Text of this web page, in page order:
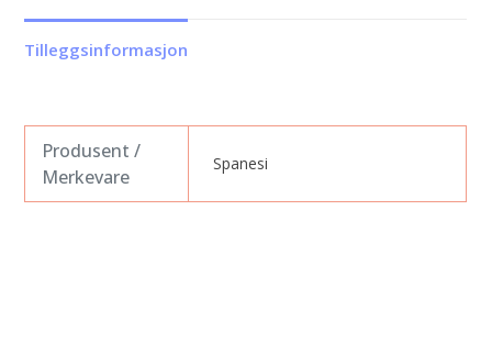
Tilleggsinformasjon
Produsent /
Merkevare
Spanesi